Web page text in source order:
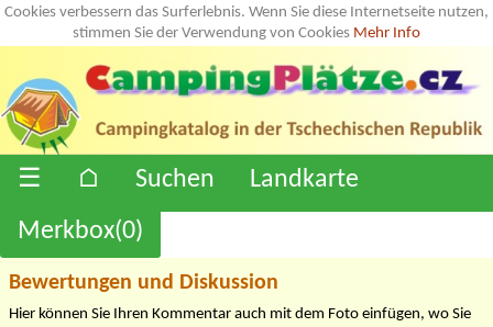
Cookies verbessern das Surferlebnis. Wenn Sie diese Internetseite nutzen,
stimmen Sie der Verwendung von Cookies Mehr Info
☰ ⌂ Suchen
Landkarte
Merkbox(0)
Bewertungen und Diskussion
Hier können Sie Ihren Kommentar auch mit dem Foto einfügen, wo Sie